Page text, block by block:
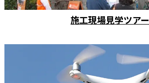
施工現場見学ツアー